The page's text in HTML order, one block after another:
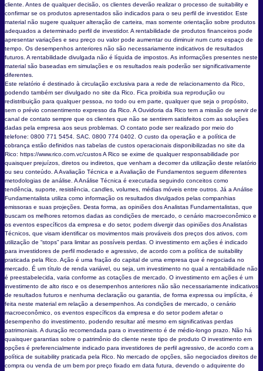
cliente. Antes de qualquer decisão, os clientes deverão realizar o processo de suitability e
confirmar se os produtos apresentados são indicados para o seu perfil de investidor. Este
material não sugere qualquer alteração de carteira, mas somente orientação sobre produtos
adequados a determinado perfil de investidor. A rentabilidade de produtos financeiros pode
apresentar variações e seu preço ou valor pode aumentar ou diminuir num curto espaço de
tempo. Os desempenhos anteriores não são necessariamente indicativos de resultados
futuros. A rentabilidade divulgada não é líquida de impostos. As informações presentes neste
material são baseadas em simulações e os resultados reais poderão ser significativamente
diferentes.
Este relatório é destinado à circulação exclusiva para a rede de relacionamento da Rico,
podendo também ser divulgado no site da Rico. Fica proibida sua reprodução ou
redistribuição para qualquer pessoa, no todo ou em parte, qualquer que seja o propósito,
sem o prévio consentimento expresso da Rico. A Ouvidoria da Rico tem a missão de servir de
canal de contato sempre que os clientes que não se sentirem satisfeitos com as soluções
dadas pela empresa aos seus problemas. O contato pode ser realizado por meio do
telefone: 0800 771 5454. SAC. 0800 774 0402. O custo da operação e a política de
cobrança estão definidos nas tabelas de custos operacionais disponibilizadas no site da
Rico: https://www.rico.com.vc/custos A Rico se exime de qualquer responsabilidade por
quaisquer prejuízos, diretos ou indiretos, que venham a decorrer da utilização deste relatório
ou seu conteúdo. A Avaliação Técnica e a Avaliação de Fundamentos seguem diferentes
metodologias de análise. A Análise Técnica é executada seguindo conceitos como
tendência, suporte, resistência, candles, volumes, médias móveis entre outros. Já a Análise
Fundamentalista utiliza como informação os resultados divulgados pelas companhias
emissoras e suas projeções. Desta forma, as opiniões dos Analistas Fundamentalistas, que
buscam os melhores retornos dadas as condições de mercado, o cenário macroeconômico e
os eventos específicos da empresa e do setor, podem divergir das opiniões dos Analistas
Técnicos, que visam identificar os movimentos mais prováveis dos preços dos ativos, com
utilização de “stops” para limitar as possíveis perdas. O investimento em ações é indicado
para investidores de perfil moderado e agressivo, de acordo com a política de suitability
praticada pela Rico. Ação é uma fração do capital de uma empresa que é negociada no
mercado. É um título de renda variável, ou seja, um investimento no qual a rentabilidade não
é preestabelecida, varia conforme as cotações de mercado. O investimento em ações é um
investimento de alto risco e os desempenhos anteriores não são necessariamente indicativos
de resultados futuros e nenhuma declaração ou garantia, de forma expressa ou implícita, é
feita neste material em relação a desempenhos. As condições de mercado, o cenário
macroeconômico, os eventos específicos da empresa e do setor podem afetar o
desempenho do investimento, podendo resultar até mesmo em significativas perdas
patrimoniais. A duração recomendada para o investimento é de médio-longo prazo. Não há
quaisquer garantias sobre o patrimônio do cliente neste tipo de produto O investimento em
opções é preferencialmente indicado para investidores de perfil agressivo, de acordo com a
política de suitability praticada pela Rico. No mercado de opções, são negociados direitos de
compra ou venda de um bem por preço fixado em data futura, devendo o adquirente do